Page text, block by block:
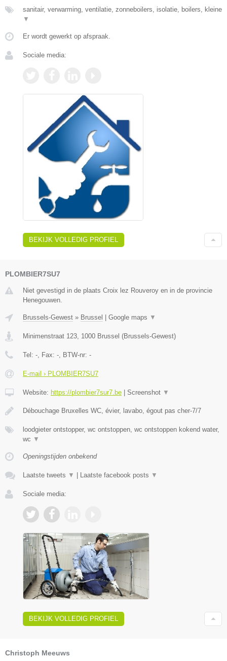
sanitair, verwarming, ventilatie, zonneboilers, isolatie, boilers, kleine
▼
Er wordt gewerkt op afspraak.
Sociale media:
BEKIJK VOLLEDIG PROFIEL
PLOMBIER7SU7
Niet gevestigd in de plaats Croix lez Rouveroy en in de provincie
Henegouwen.
Brussels-Gewest » Brussel | Google maps ▼
Minimenstraat 123 1000 Brussel (Brussels-Gewest)
Tel: - , Fax: - , BTW-nr: -
E-mail › PLOMBIER7SU7
Website: https://plombier7sur7.be | Screenshot ▼
Débouchage Bruxelles WC, évier, lavabo, égout pas cher-7/7
loodgieter ontstopper, wc ontstoppen, wc ontstoppen kokend water,
wc ▼
Openingstijden onbekend
Laatste tweets ▼ | Laatste facebook posts ▼
Sociale media:
BEKIJK VOLLEDIG PROFIEL
Christoph Meeuws